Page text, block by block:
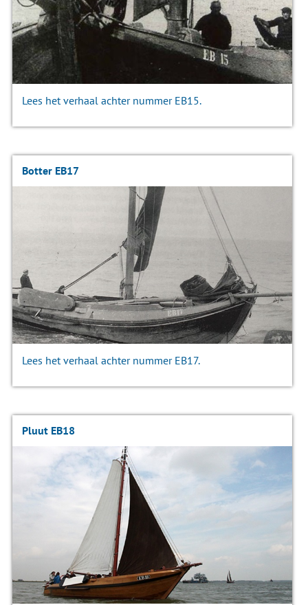
Lees het verhaal achter nummer EB15.
Botter EB17
Lees het verhaal achter nummer EB17.
Pluut EB18